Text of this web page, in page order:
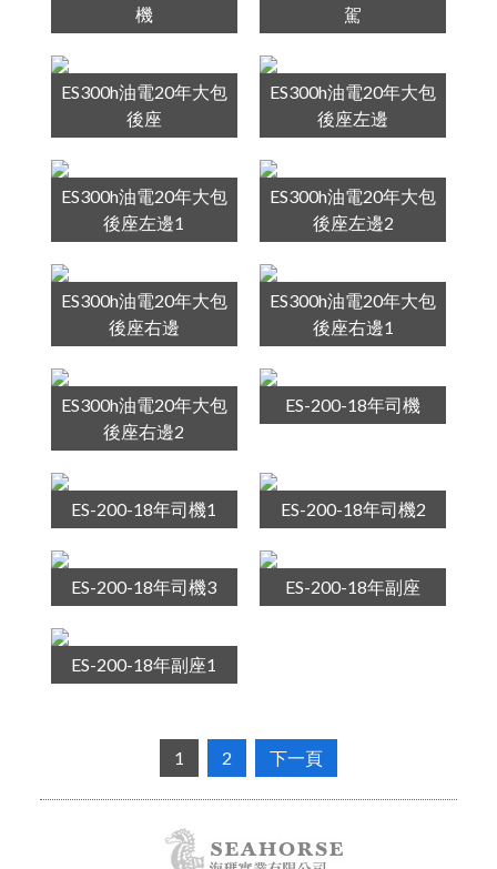
機
駕
ES300h油電20年大包
後座
ES300h油電20年大包
後座左邊
ES300h油電20年大包
後座左邊1
ES300h油電20年大包
後座左邊2
ES300h油電20年大包
後座右邊
ES300h油電20年大包
後座右邊1
ES300h油電20年大包
後座右邊2
ES-200-18年司機
ES-200-18年司機1 ES-200-18年司機2
ES-200-18年司機3 ES-200-18年副座
ES-200-18年副座1
1 2 下一頁